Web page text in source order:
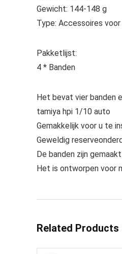
Gewicht: 144-148 g
Type: Accessoires
Pakketlijst:
4 * Banden
Het bevat vier banden
tamiya hpi 1/10 auto
Gemakkelijk voor u te
Geweldig
De banden zijn
Het is ontworpen voor
Related Products